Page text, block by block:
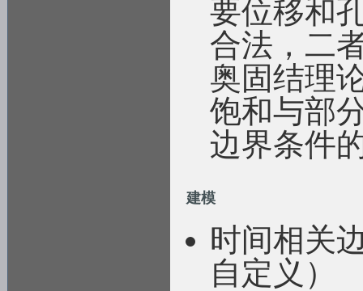
要位移和
合法，二
奥固结理
饱和与部
边界条件
建模
时间相关
自定义）